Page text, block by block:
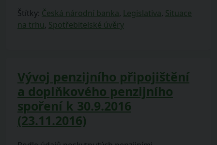
Štítky: Česká národní banka, Legislativa, Situace
na trhu, Spotřebitelské úvěry
Vývoj penzijního připojištění
a doplňkového penzijního
spoření k 30.9.2016
(23.11.2016)